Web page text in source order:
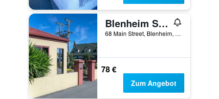
Blenheim Spa Motor Lodge
68 Main Street, Blenheim, Neuseeland
78 €
Zum Angebot